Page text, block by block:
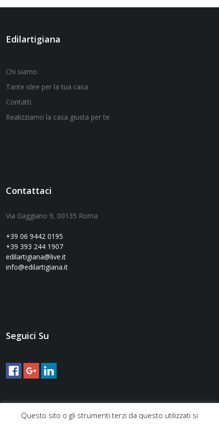
Edilartigiana
Chi siamo
Tante idee per la tua casa
Contatti
Realizziamo la casa giusta per te
Contattaci
Via Gaggiano 9, 00135 Roma
+39 06 9442 0195
+39 393 244 1907
edilartigiana@live.it
info@edilartigiana.it
Seguici Su
Questo sito o gli strumenti terzi da questo utilizzati si